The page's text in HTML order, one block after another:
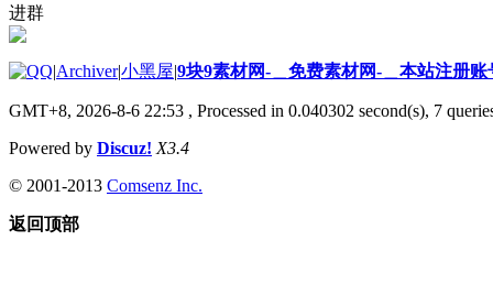
进群
|Archiver|小黑屋|9块9素材网-＿免费素材网-＿本站注册账
GMT+8, 2026-8-6 22:53 , Processed in 0.040302 second(s), 7
Powered by Discuz! X3.4
© 2001-2013 Comsenz Inc.
返回顶部